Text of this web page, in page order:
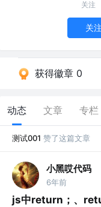
关注
关注
获得徽章 0
动态 文章 专栏
测试001 赞了这篇文章
小黑哎代码
6年前
js中return；、